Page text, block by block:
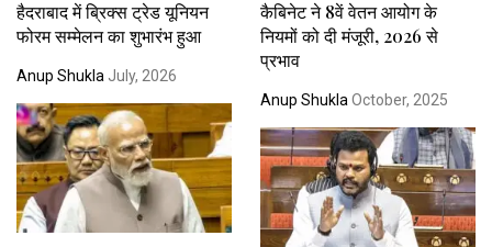
हैदराबाद में ब्रिक्स ट्रेड यूनियन
फोरम सम्मेलन का शुभारंभ हुआ
Anup Shukla July, 2026
कैबिनेट ने 8वें वेतन आयोग के
नियमों को दी मंजूरी, 2026 से
प्रभाव
Anup Shukla October, 2025